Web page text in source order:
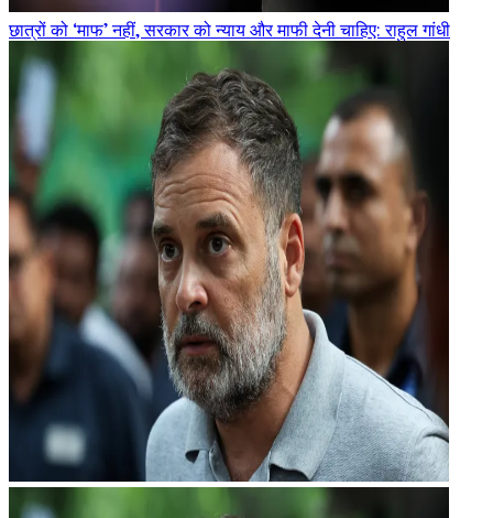
छात्रों को ‘माफ’ नहीं, सरकार को न्याय और माफी देनी चाहिए: राहुल गांधी